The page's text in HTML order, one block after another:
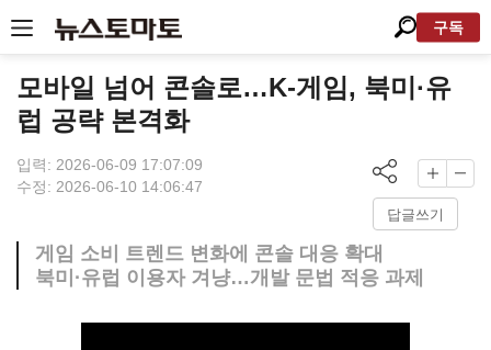
구독
모바일 넘어 콘솔로…K-게임, 북미·유
럽 공략 본격화
입력: 2026-06-09 17:07:09
수정: 2026-06-10 14:06:47
답글쓰기
게임 소비 트렌드 변화에 콘솔 대응 확대
북미·유럽 이용자 겨냥…개발 문법 적응 과제